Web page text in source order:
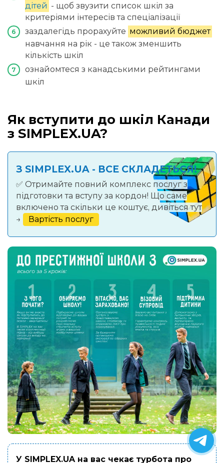
дітей - щоб звузити список шкіл за
критеріями інтересів та спеціалізації
заздалегідь прорахуйте можливий бюджет
навчання на рік - це також зменшить
кількість шкіл
ознайомтеся з канадськими рейтингами
шкіл
Як вступити до шкіл Канади
з SIMPLEX.UA?
З SIMPLEX.UA - ВСЕ СКЛАДЕТЬСЯ!
✅ Отримайте повний комплекс послуг з
підготовки та вступу за кордон! Що саме
включено та скільки це коштує, дивіться тут
→
Вартість послуг
У SIMPLEX.UA на вас чекає турбота про